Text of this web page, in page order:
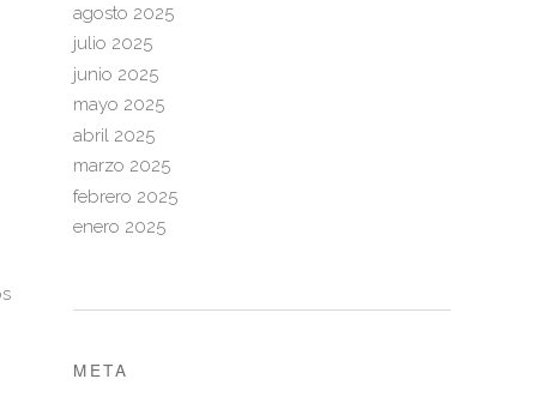
agosto 2025
julio 2025
junio 2025
mayo 2025
abril 2025
marzo 2025
febrero 2025
enero 2025
META